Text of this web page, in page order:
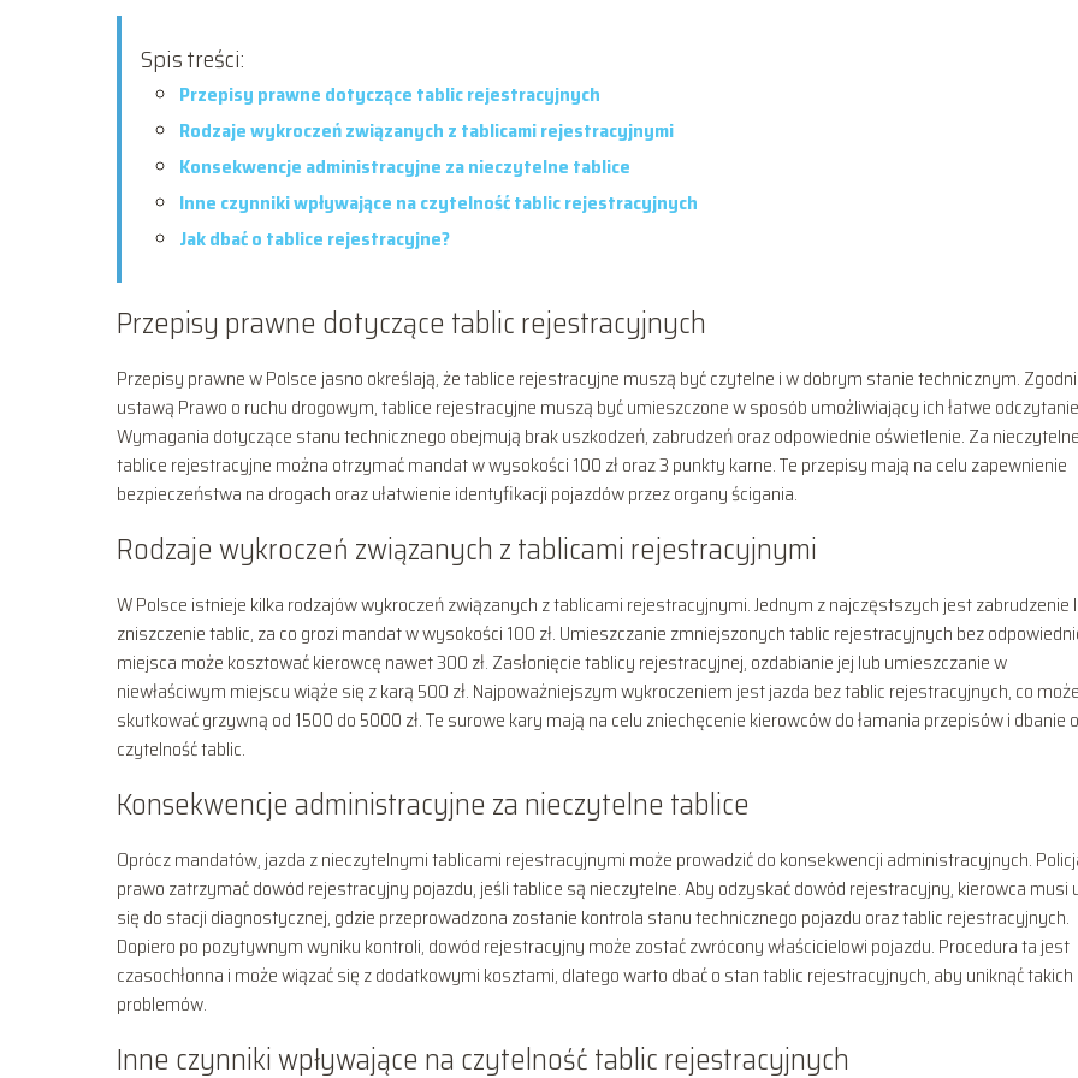
Spis treści:
Przepisy prawne dotyczące tablic rejestracyjnych
Rodzaje wykroczeń związanych z tablicami rejestracyjnymi
Konsekwencje administracyjne za nieczytelne tablice
Inne czynniki wpływające na czytelność tablic rejestracyjnych
Jak dbać o tablice rejestracyjne?
Przepisy prawne dotyczące tablic rejestracyjnych
Przepisy prawne w Polsce jasno określają, że tablice rejestracyjne muszą być czytelne i w dobrym stanie technicznym.
ustawą Prawo o ruchu drogowym, tablice rejestracyjne muszą być umieszczone w sposób umożliwiający ich łatwe
Wymagania dotyczące stanu technicznego obejmują brak uszkodzeń, zabrudzeń oraz odpowiednie oświetlenie. Za
tablice rejestracyjne można otrzymać mandat w wysokości 100 zł oraz 3 punkty karne. Te przepisy mają na celu zapewnienie
bezpieczeństwa na drogach oraz ułatwienie identyfikacji pojazdów przez organy ścigania.
Rodzaje wykroczeń związanych z tablicami rejestracyjnymi
W Polsce istnieje kilka rodzajów wykroczeń związanych z tablicami rejestracyjnymi. Jednym z najczęstszych jest zabrudzenie
zniszczenie tablic, za co grozi mandat w wysokości 100 zł. Umieszczanie zmniejszonych tablic rejestracyjnych bez
miejsca może kosztować kierowcę nawet 300 zł. Zasłonięcie tablicy rejestracyjnej, ozdabianie jej lub umieszczanie w
niewłaściwym miejscu wiąże się z karą 500 zł. Najpoważniejszym wykroczeniem jest jazda bez tablic rejestracyjnych, co
skutkować grzywną od 1500 do 5000 zł. Te surowe kary mają na celu zniechęcenie kierowców do łamania przepisów i dbanie o
czytelność tablic.
Konsekwencje administracyjne za nieczytelne tablice
Oprócz mandatów, jazda z nieczytelnymi tablicami rejestracyjnymi może prowadzić do konsekwencji administracyjnych.
prawo zatrzymać dowód rejestracyjny pojazdu, jeśli tablice są nieczytelne. Aby odzyskać dowód rejestracyjny, kierowca musi
się do stacji diagnostycznej, gdzie przeprowadzona zostanie kontrola stanu technicznego pojazdu oraz tablic rejestracyjnych.
Dopiero po pozytywnym wyniku kontroli, dowód rejestracyjny może zostać zwrócony właścicielowi pojazdu. Procedura ta jest
czasochłonna i może wiązać się z dodatkowymi kosztami, dlatego warto dbać o stan tablic rejestracyjnych, aby uniknąć takich
problemów.
Inne czynniki wpływające na czytelność tablic rejestracyjnych